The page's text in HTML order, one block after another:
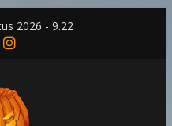
2026 - 9.22